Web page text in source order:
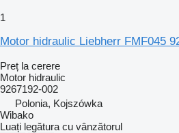
1
Motor hidraulic Liebherr FMF045
Preț la cerere
Motor hidraulic
9267192-002
Polonia, Kojszówka
Wibako
Luați legătura cu vânzătorul